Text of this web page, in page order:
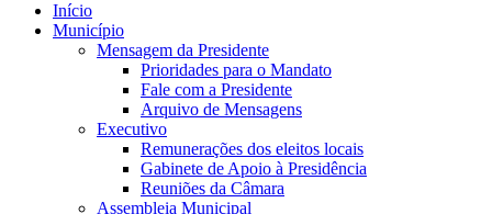
Início
Município
Mensagem da Presidente
Prioridades para o Mandato
Fale com a Presidente
Arquivo de Mensagens
Executivo
Remunerações dos eleitos locais
Gabinete de Apoio à Presidência
Reuniões da Câmara
Assembleia Municipal